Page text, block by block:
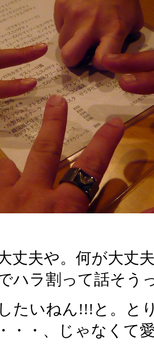
丈夫や。何が大丈
ハラ割って話そう
たいねん!!!と。と
・・、じゃなくて